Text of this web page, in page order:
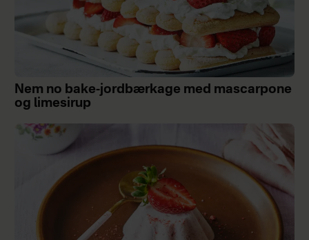
Nem no bake-jordbærkage med mascarpone
og limesirup